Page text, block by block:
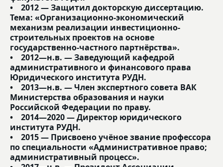
• 2012 — Защитил докторскую диссертацию.
Тема: «Организационно-экономический
механизм реализации инвестиционно-
строительных проектов на основе
государственно-частного партнёрства».
• 2012—н.в. — Заведующий кафедрой
административного и финансового права
Юридического института РУДН.
• 2013—н.в. — Член экспертного совета ВАК
Министерства образования и науки
Российской Федерации по праву.
• 2014—2020 — Директор юридического
института РУДН.
• 2015 — Присвоено учёное звание профессора
по специальности «Административное право;
административный процесс».